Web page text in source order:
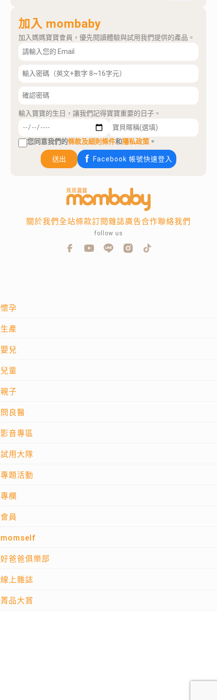
加入 mombaby
加入媽媽寶寶會員，優先閱讀體驗與試用我們提供的產品。
輸入寶寶的生日，讓我們記得寶寶重要的日子。
您同意我們的條款及細則條件和隱私政策 。
送出 Facebook 帳號快速登入
懷孕
生產
嬰兒
兒童
親子
問良醫
影音專區
試用大隊
專題活動
專欄
會員
momself
好爸爸俱樂部
線上雜誌
菁品大賞
關於我們全站條款訂閱雜誌廣告合作聯絡我們
follow us